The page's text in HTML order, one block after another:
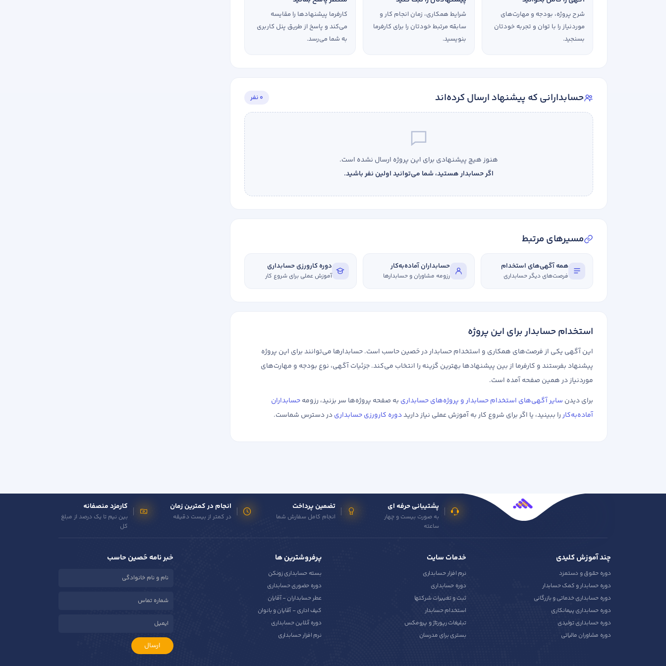
شرح پروژه، بودجه و مهارت‌های
موردنیاز را با توان و تجربه خودتان
بسنجید.
شرایط همکاری، زمان انجام کار و
سابقه مرتبط خودتان را برای کارفرما
بنویسید.
کارفرما پیشنهادها را مقایسه
می‌کند و پاسخ از طریق پنل کاربری
به شما می‌رسد.
حسابدارانی که پیشنهاد ارسال کرده‌اند 0 نفر
هنوز هیچ پیشنهادی برای این پروژه ارسال نشده است.
اگر حسابدار هستید، شما می‌توانید اولین نفر باشید.
مسیرهای مرتبط
همه آگهی‌های استخدام
فرصت‌های دیگر حسابداری
حسابداران آماده‌به‌کار
رزومه مشاوران و حسابدارها
دوره کارورزی حسابداری
آموزش عملی برای شروع کار
استخدام حسابدار برای این پروژه
این آگهی یکی از فرصت‌های همکاری و استخدام حسابدار در حَصین حاسب است. حسابدارها می‌توانند برای این پروژه
پیشنهاد بفرستند و کارفرما از بین پیشنهادها بهترین گزینه را انتخاب می‌کند. جزئیات آگهی، نوع بودجه و مهارت‌های
موردنیاز در همین صفحه آمده است.
برای دیدن سایر آگهی‌های استخدام حسابدار و پروژه‌های حسابداری به صفحه پروژه‌ها سر بزنید، رزومهحسابداران
آماده‌به‌کاررا ببینید، یا اگر برای شروع کار به آموزش عملی نیاز داریددوره کارورزی حسابداریدر دسترس شماست.
پشتیبانی حرفه ای
به صورت بیست و چهار
ساعته
تضمین پرداخت
انجام کامل سفارش شما
انجام در کمترین زمان
در کمتر از بیست دقیقه
کارمزد منصفانه
بین نیم تا یک درصد از مبلغ
کل
چند آموزش کلیدی
دوره حقوق و دستمزد
دوره حسابدار و کمک حسابدار
دوره حسابداری خدماتی و بازرگانی
دوره حسابداری پیمانکاری
دوره حسابداری تولیدی
دوره مشاوران مالیاتی
خدمات سایت
نرم افزار حسابداری
دوره حسابداری
ثبت و تغییرات شرکتها
استخدام حسابدار
تبلیغات رپورتاژ و پرومکس
بستری برای مدرسان
پرفروشترین ها
بسته حسابداری زونکن
دوره حضوری حسابداری
عطر حسابداران - آقایان
کیف اداری - آقایان و بانوان
دوره آنلاین حسابداری
نرم افزار حسابداری
خبر نامه حَصین حاسب
ارسال